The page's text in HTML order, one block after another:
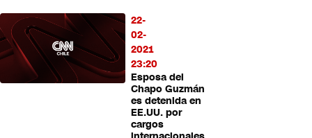
22-
02-
2021
23:20
Esposa del
Chapo Guzmán
es detenida en
EE.UU. por
cargos